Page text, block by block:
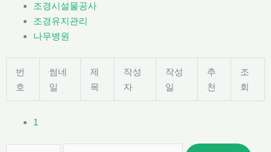
조경시설물공사
조경유지관리
나무병원
번
호
썸네
일
제
목
작성
자
작성
일
추
천
조
회
1